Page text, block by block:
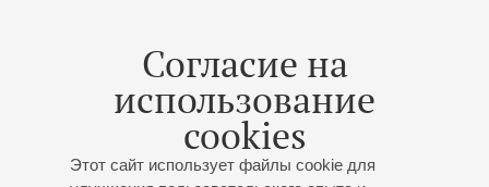
Согласие на
использование
cookies
Этот сайт использует файлы cookie для
Евгений Изотов - фортепиано;
(Италия) - саксофон; Николай Попов
: Соната «Арпеджионе»(I часть)
Блестящая фантазия на темы оперы Бизе «Кармен»;
Даргомыжский: «Червяк»;Рахманинов : Каватина